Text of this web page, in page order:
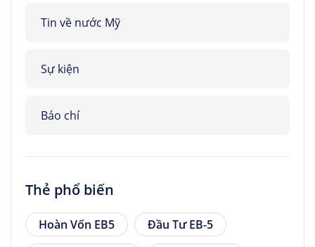
Tin về nước Mỹ
Sự kiện
Báo chí
Thẻ phổ biến
Hoàn Vốn EB5
Đầu Tư EB-5